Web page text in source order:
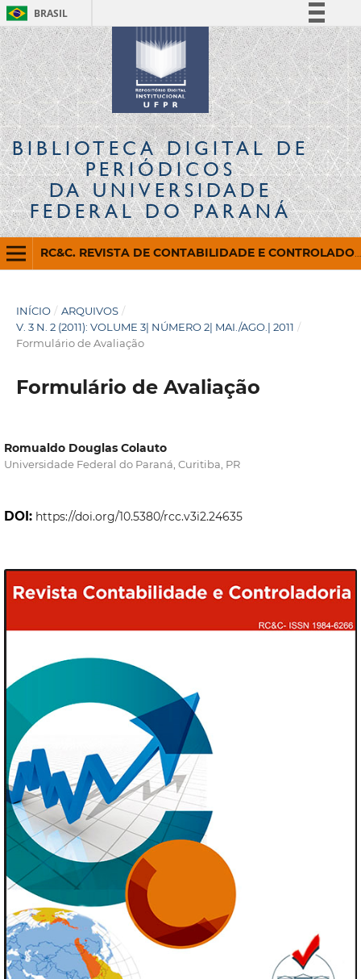
BRASIL
Simplifique!
Comunica BR
Participe
Acesso à informação
Legislação
Canais
BIBLIOTECA DIGITALDE
PERIÓDICOS
DA UNIVERSIDADE
FEDERAL DO PARANÁ
RC&C. REVISTA DE CONTABILIDADE E CONTROLADORIA
INÍCIO / ARQUIVOS /
V. 3 N. 2 (2011): VOLUME 3| NÚMERO 2| MAI./AGO.| 2011 /
Formulário de Avaliação
Formulário de Avaliação
Romualdo Douglas Colauto
Universidade Federal do Paraná, Curitiba, PR
DOI: https://doi.org/10.5380/rcc.v3i2.24635